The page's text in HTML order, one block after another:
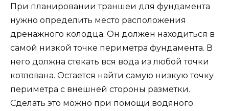
При планировании траншеи для фундамента
нужно определить место расположения
дренажного колодца. Он должен находиться в
самой низкой точке периметра фундамента. В
него должна стекать вся вода из любой точки
котлована. Остается найти самую низкую точку
периметра с внешней стороны разметки.
Сделать это можно при помощи водяного